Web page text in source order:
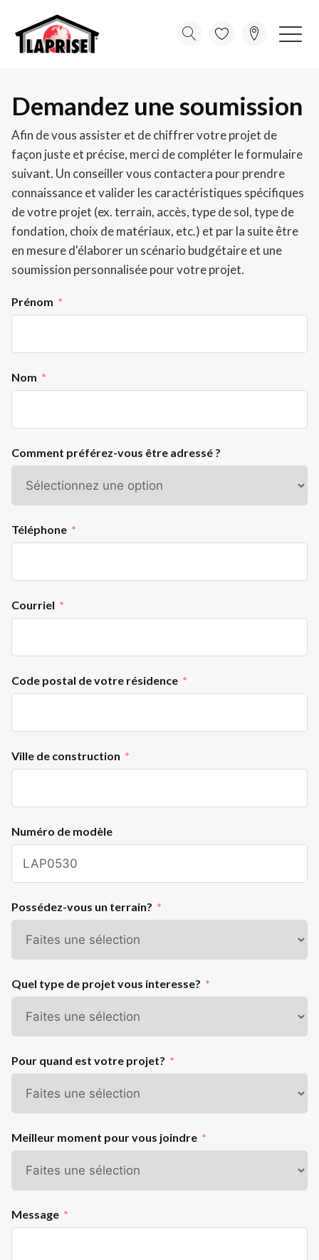
Demandez une soumission
Afin de vous assister et de chiffrer votre projet de
façon juste et précise, merci de compléter le formulaire
suivant. Un conseiller vous contactera pour prendre
connaissance et valider les caractéristiques spécifiques
de votre projet (ex. terrain, accès, type de sol, type de
fondation, choix de matériaux, etc.) et par la suite être
en mesure d'élaborer un scénario budgétaire et une
soumission personnalisée pour votre projet.
Prénom
Nom
Comment préférez-vous être adressé ?
Téléphone
Courriel
Code postal de votre résidence
Ville de construction
Numéro de modèle
Possédez-vous un terrain?
Quel type de projet vous interesse?
Pour quand est votre projet?
Meilleur moment pour vous joindre
Message